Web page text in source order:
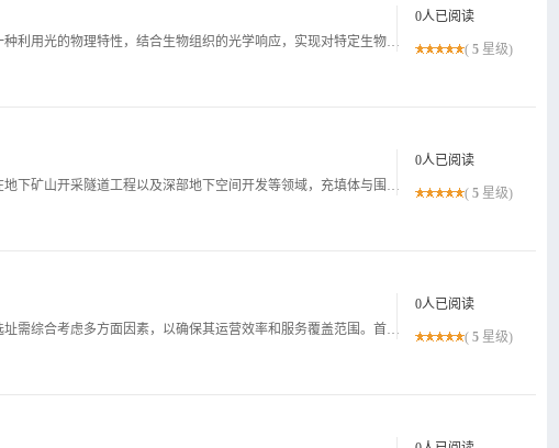
光靶向基本原理及特点一光靶向技术的核心原理光靶向技术是一种利用光的物理特性，结合生物组织的光学响应，实现对特定生物靶点精准定位调控或治疗的跨领域技术。其核心原理建立在光与生物组织的相互作用以及靶向分子的光学响应特性两大基础之上，通过对光源靶
0人已阅读
( 5 星级)
充填体围岩界面剪切强度特性研究结题报告一研究背景与意义在地下矿山开采隧道工程以及深部地下空间开发等领域，充填体与围岩的相互作用是保障工程稳定性的核心问题之一。充填体作为人工构筑的支撑结构，其与围岩界面的剪切强度直接决定了整个围岩充填体系统的
0人已阅读
( 5 星级)
充电站建设标准一充电站选址与规划标准一选址原则充电站的选址需综合考虑多方面因素，以确保其运营效率和服务覆盖范围。首先，要遵循交通便利性原则，优先选择在城市主干道高速公路服务区交通枢纽等车辆流量大的区域。例如，在城市的环路出入口公交总站附近建
0人已阅读
( 5 星级)